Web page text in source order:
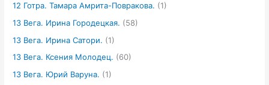
12 Готра. Тамара Амрита-Повракова. (1)
13 Вега. Ирина Городецкая. (58)
13 Вега. Ирина Сатори. (1)
13 Вега. Ксения Молодец. (60)
13 Вега. Юрий Варуна. (1)